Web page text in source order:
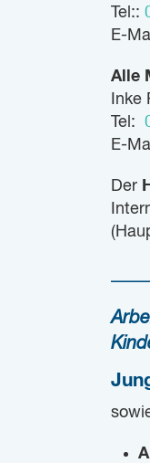
Tel::
E-
Alle
Tel:
E-
Der